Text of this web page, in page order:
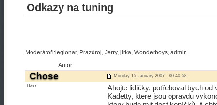
Odkazy na tuning
Moderátoři:legionar, Prazdroj, Jerry, jirka, Wonderboys, admin
Autor
Chose Monday 15 January 2007 - 00:40:58
Host
Ahojte lidičky, potřeboval bych
Kadetty, ktere jsou opravdu